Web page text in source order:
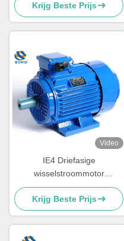
wisselstroominductiemotoren
Krijg Beste Prijs
Video
IE4 Driefasige
wisselstroommotor
Asynchrone inductiemotor
Elektrische motor 7,5 kW 10
pk 380 V 50 Hz
Krijg Beste Prijs